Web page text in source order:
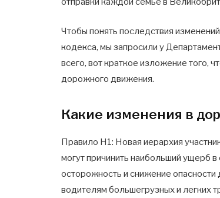
Чтобы понять последствия
кодекса, мы запросили у
всего, вот краткое изложение того,
дорожного движения.
Какие изменения в
Правило H1: Новая иерархия
могут причинить наибольший ущерб
осторожность и снижение
водителям большегрузных и легких